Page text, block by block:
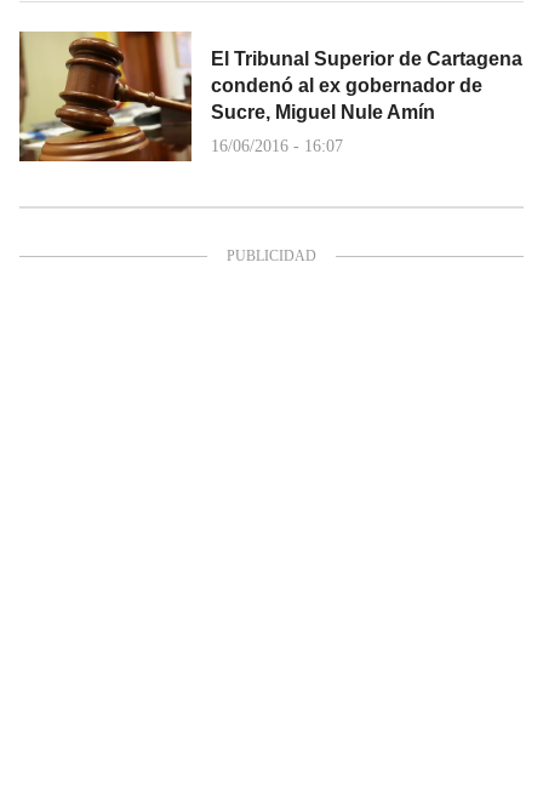
El Tribunal Superior de Cartagena
condenó al ex gobernador de
Sucre, Miguel Nule Amín
16/06/2016 - 16:07